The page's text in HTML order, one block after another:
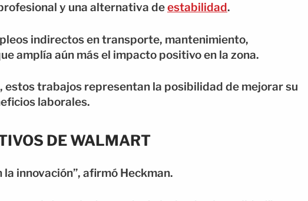
y una alternativa deestabilidad.
indirectos en transporte, mantenimiento,
amplía aún más el impacto positivo en la zona.
estos trabajos representan la posibilidad de mejorar su
laborales.
DE WALMART
innovación”, afirmó Heckman.